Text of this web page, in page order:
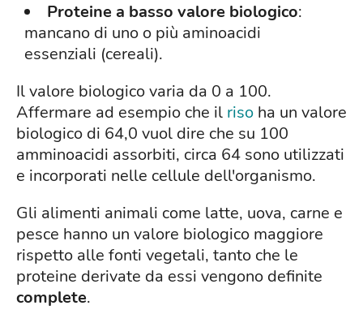
Proteine a basso valore biologico:
mancano di uno o più aminoacidi
essenziali (cereali).
Il valore biologico varia da 0 a 100.
Affermare ad esempio che il riso ha un valore
biologico di 64,0 vuol dire che su 100
amminoacidi assorbiti, circa 64 sono utilizzati
e incorporati nelle cellule dell'organismo.
Gli alimenti animali come latte, uova, carne e
pesce hanno un valore biologico maggiore
rispetto alle fonti vegetali, tanto che le
proteine derivate da essi vengono definite
complete.